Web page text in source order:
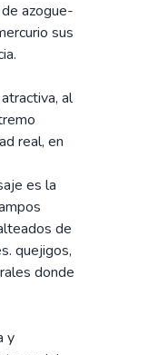
azogue-
sus
al
real, en
es la
de
quejigos,
donde
y